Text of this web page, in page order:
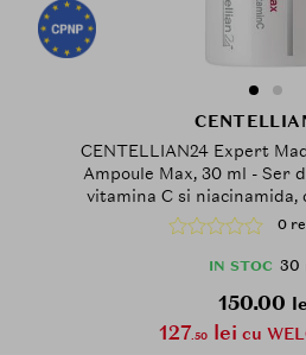
CENTELLIAN24 Expert
Ampoule Max, 30 ml - Ser
vitamina C si niacinamida,
corectarea nuantei
reducerea petelor
0
IN STOC 30
150.00
127.50 lei cu